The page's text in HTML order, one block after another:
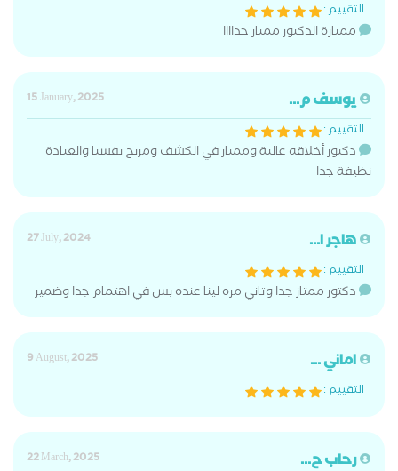
التقييم :
ممتازة الدكتور ممتاز جداااا
يوسف م...
15 January, 2025
التقييم :
دكتور أخلاقه عالية وممتاز في الكشف ومريح نفسيا والعبادة
نظيفة جدا
هاجر ا...
27 July, 2024
التقييم :
دكتور ممتاز جدا وتاني مره لينا عنده بس في اهتمام جدا وضمير
اماني ...
9 August, 2025
التقييم :
رحاب ح... 22 March, 2025